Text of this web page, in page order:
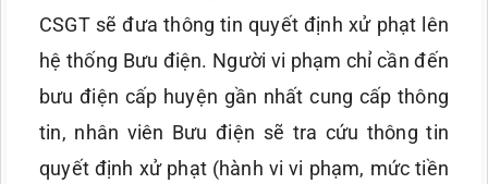
CSGT sẽ đưa thông tin quyết định xử phạt lên
hệ thống Bưu điện. Người vi phạm chỉ cần đến
bưu điện cấp huyện gần nhất cung cấp thông
tin, nhân viên Bưu điện sẽ tra cứu thông tin
quyết định xử phạt (hành vi vi phạm, mức tiền